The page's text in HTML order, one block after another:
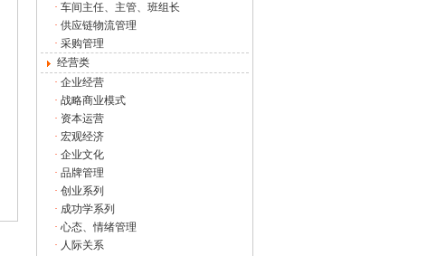
· 车间主任、主管、班组长
· 供应链物流管理
· 采购管理
经营类
· 企业经营
· 战略商业模式
· 资本运营
· 宏观经济
· 企业文化
· 品牌管理
· 创业系列
· 成功学系列
· 心态、情绪管理
· 人际关系